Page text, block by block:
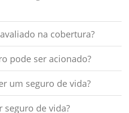
na cobertura?
pode ser acionado?
um seguro de vida?
seguro de vida?